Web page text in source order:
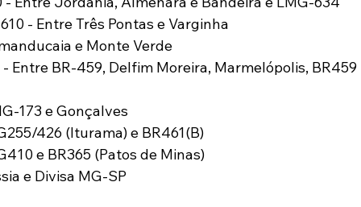
- Entre Três Pontas e Varginha
e Monte Verde
Entre BR-459, Delfim Moreira, Marmelópolis,
173 e Gonçalves
426 (Iturama) e BR461(B)
e BR365 (Patos de Minas)
e Divisa MG-SP